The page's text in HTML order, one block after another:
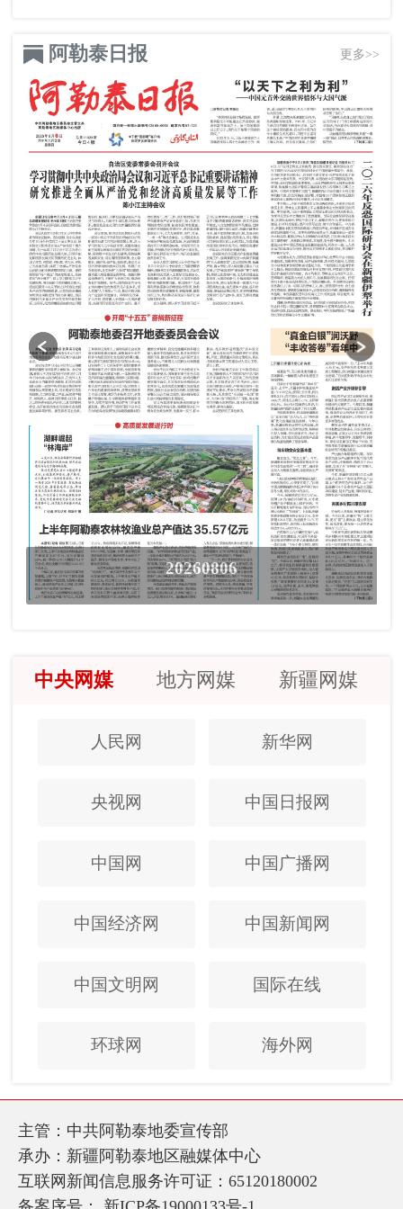
阿勒泰日报 更多>>
20260806
中央网媒 地方网媒 新疆网媒
人民网 新华网
央视网 中国日报网
中国网 中国广播网
中国经济网 中国新闻网
中国文明网 国际在线
环球网 海外网
主管：中共阿勒泰地委宣传部
承办：新疆阿勒泰地区融媒体中心
互联网新闻信息服务许可证：65120180002